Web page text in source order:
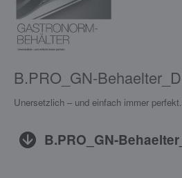
B.PRO_GN-
Unersetzlich – und einfach immer perfekt.
B.PRO_GN-